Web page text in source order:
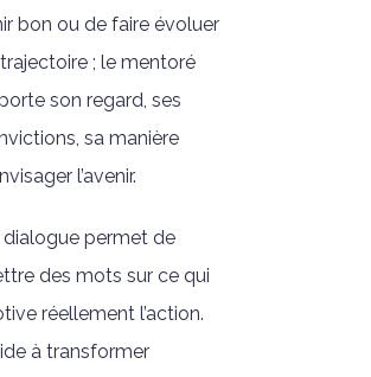
bon ou de faire évoluer
; le mentoré
son regard, ses
sa manière
l’avenir.
dialogue permet de
des mots sur ce qui
réellement l’action.
à transformer